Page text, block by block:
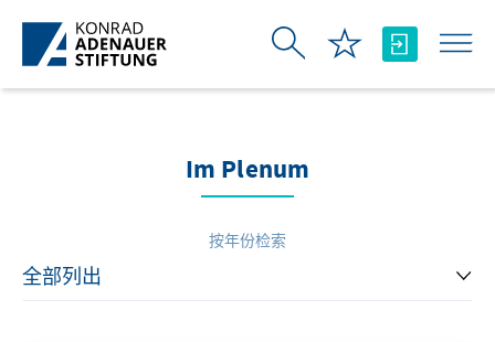
跳转到主内容
Im Plenum
按年份检索